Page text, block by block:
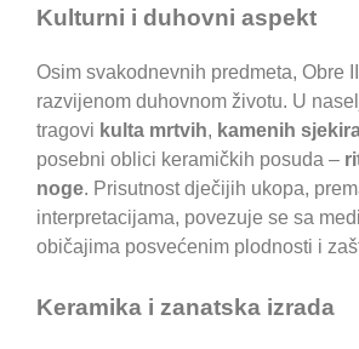
Kulturni i duhovni aspekt
Osim svakodnevnih predmeta, Obre
razvijenom duhovnom životu. U
tragovi kulta mrtvih, kamenih
posebni oblici keramičkih posuda –
noge. Prisutnost dječijih ukopa,
interpretacijama, povezuje se sa
običajima posvećenim plodnosti i
Keramika i zanatska izrada